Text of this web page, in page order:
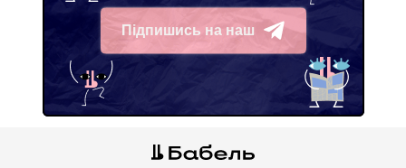
Підпишись на наш
Telegram